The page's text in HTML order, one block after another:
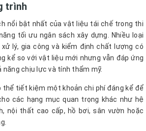
trình
nổi bật nhất của vật liệu tái chế trong thi
tối ưu ngân sách xây dựng. Nhiều loại
lý, gia công và kiểm định chất lượng có
kể so với vật liệu mới nhưng vẫn đáp ứng
năng chịu lực và tính thẩm mỹ.
thể tiết kiệm một khoản chi phí đáng kể để
các hạng mục quan trọng khác như hệ
nội thất cao cấp, hồ bơi, sân vườn hoặc